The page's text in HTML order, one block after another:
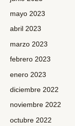
mayo 2023
abril 2023
marzo 2023
febrero 2023
enero 2023
diciembre 2022
noviembre 2022
octubre 2022